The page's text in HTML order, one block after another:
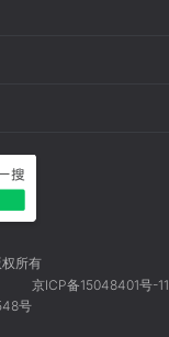
所有
京ICP备15048401号-11
号